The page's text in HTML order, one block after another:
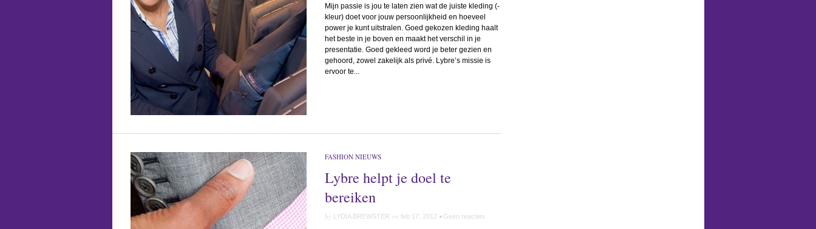
Mijn passie is jou te laten zien wat de juiste kleding (-
kleur) doet voor jouw persoonlijkheid en hoeveel
power je kunt uitstralen. Goed gekozen kleding haalt
het beste in je boven en maakt het verschil in je
presentatie. Goed gekleed word je beter gezien en
gehoord, zowel zakelijk als privé. Lybre’s missie is
ervoor te...
FASHION NIEUWS
Lybre helpt je doel te
bereiken
by LYDIA BREWSTER on feb 17, 2012 • Geen reacties